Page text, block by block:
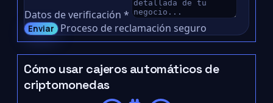
Datos de verificación *
Enviar Proceso de reclamación seguro
Cómo usar cajeros automáticos de
criptomonedas